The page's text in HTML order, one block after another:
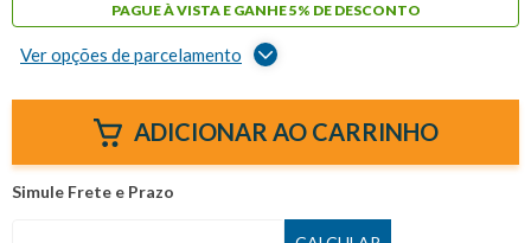
PAGUE À VISTA E GANHE 5% DE DESCONTO
Ver opções de parcelamento
ADICIONAR AO CARRINHO